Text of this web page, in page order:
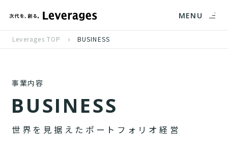
MENU
Leverages TOP BUSINESS
事業内容
BUSINESS
世 界 を 見 据 え た ポ ー ト フ ォ リ オ 経 営